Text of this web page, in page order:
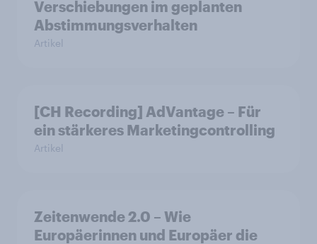
Verschiebungen im geplanten
Abstimmungsverhalten
Artikel
[CH Recording] AdVantage – Für
ein stärkeres Marketingcontrolling
Artikel
Zeitenwende 2.0 – Wie
Europäerinnen und Europäer die